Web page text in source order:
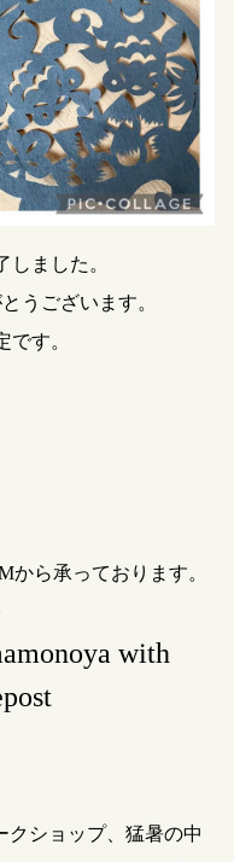
ました。
うございます。
す。
から承っております。
with
クショップ、猛暑の中